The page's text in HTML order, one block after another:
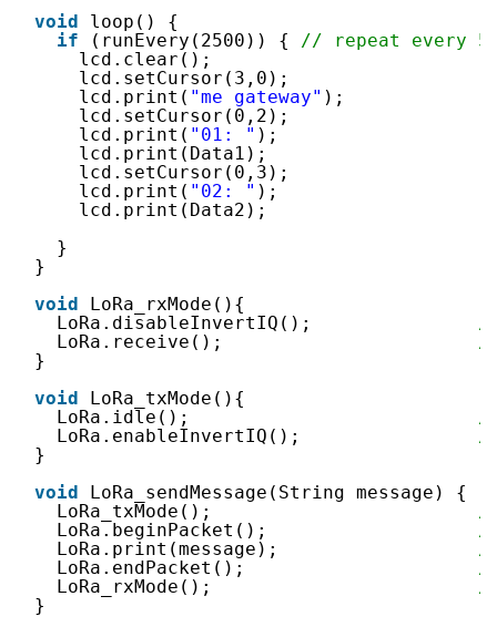
void
loop() {
if
(runEvery(2500)) {
// repeat every
lcd.clear();
lcd.setCursor(3,0);
lcd.print( "me gateway" );
lcd.setCursor(0,2);
lcd.print( "01: " );
lcd.print(Data1);
lcd.setCursor(0,3);
lcd.print( "02: " );
lcd.print(Data2);
}
}
void
LoRa_rxMode(){
LoRa.disableInvertIQ();
LoRa.receive();
}
void
LoRa_txMode(){
LoRa.idle();
LoRa.enableInvertIQ();
}
void
LoRa_sendMessage(String message) {
LoRa_txMode();
LoRa.beginPacket();
LoRa.print(message);
LoRa.endPacket();
LoRa_rxMode();
}